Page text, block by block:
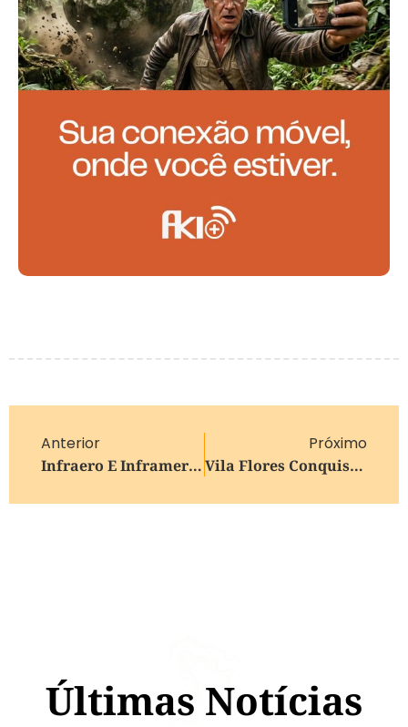
Anterior
Infraero E Inframerica Estimam 400 Mil Passageiros No Corpus Christi
Próximo
Vila Flores Conquista O Selo Prata Município Amigo Da Vacina 2026
Últimas Notícias